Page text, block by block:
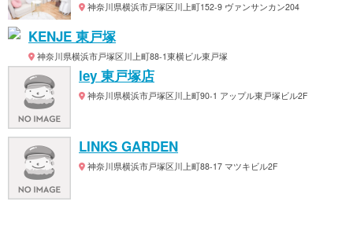
神奈川県横浜市戸塚区川上町152-9 ヴァンサンカン204
KENJE 東戸塚
神奈川県横浜市戸塚区川上町88-1東横ビル東戸塚
ley 東戸塚店
神奈川県横浜市戸塚区川上町90-1 アップル東戸塚ビル2F
LINKS GARDEN
神奈川県横浜市戸塚区川上町88-17 マツキビル2F